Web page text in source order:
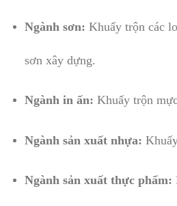
Ngành sơn: Khuấy trộn các
sơn xây dựng.
Ngành in ấn: Khuấy trộn
Ngành sản xuất nhựa:
Ngành sản xuất thực phẩm: